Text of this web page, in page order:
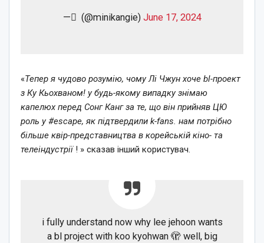
— ً (@minikangie) June 17, 2024
«Тепер я чудово розумію, чому Лі Чжун хоче bl-проект
з Ку Кьохваном! у будь-якому випадку знімаю
капелюх перед Сонг Канг за те, що він прийняв ЦЮ
роль у #escape, як підтвердили k-fans. нам потрібно
більше квір-представництва в корейській кіно- та
телеіндустрії! » сказав інший користувач.
i fully understand now why lee jehoon wants
a bl project with koo kyohwan 🫣 well, big